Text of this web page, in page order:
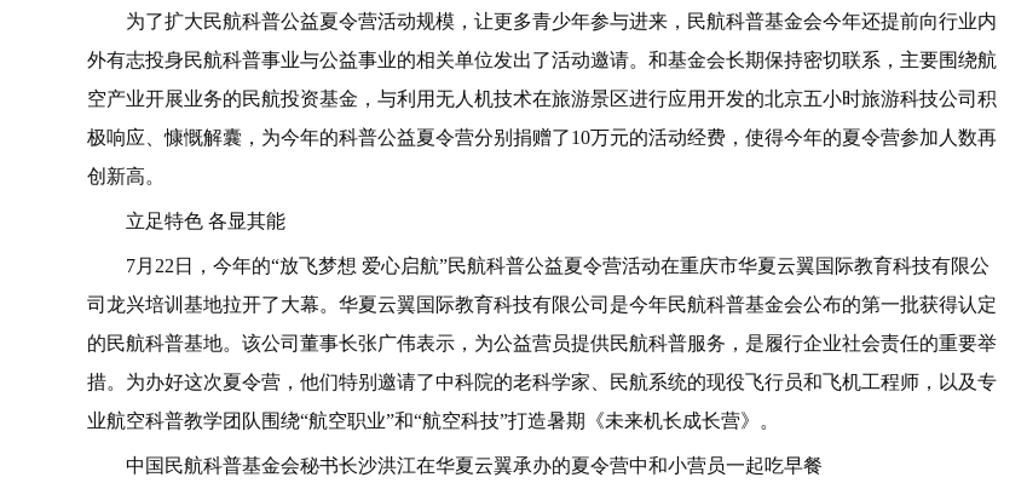
为了扩大民航科普公益夏令营活动规模，让更多青少年参与进来，民航科普基金会今年还提前向行业内
外有志投身民航科普事业与公益事业的相关单位发出了活动邀请。和基金会长期保持密切联系，主要围绕航
空产业开展业务的民航投资基金，与利用无人机技术在旅游景区进行应用开发的北京五小时旅游科技公司积
极响应、慷慨解囊，为今年的科普公益夏令营分别捐赠了10万元的活动经费，使得今年的夏令营参加人数再
创新高。
立足特色 各显其能
7月22日，今年的“放飞梦想 爱心启航”民航科普公益夏令营活动在重庆市华夏云翼国际教育科技有限公
司龙兴培训基地拉开了大幕。华夏云翼国际教育科技有限公司是今年民航科普基金会公布的第一批获得认定
的民航科普基地。该公司董事长张广伟表示，为公益营员提供民航科普服务，是履行企业社会责任的重要举
措。为办好这次夏令营，他们特别邀请了中科院的老科学家、民航系统的现役飞行员和飞机工程师，以及专
业航空科普教学团队围绕“航空职业”和“航空科技”打造暑期《未来机长成长营》。
中国民航科普基金会秘书长沙洪江在华夏云翼承办的夏令营中和小营员一起吃早餐